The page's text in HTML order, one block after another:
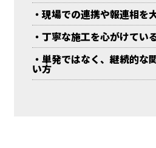
・現場での連携や報連相を
・丁寧な施工を心がけてい
・単発ではなく、継続的な
い方